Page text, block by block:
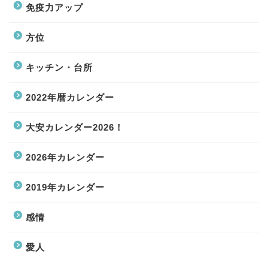
免疫力アップ
方位
キッチン・台所
2022年暦カレンダー
大安カレンダー2026！
2026年カレンダー
2019年カレンダー
感情
愛人